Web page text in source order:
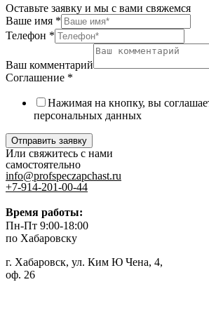
Оставьте заявку и мы с вами свяжемся
Ваше имя *
Телефон *
Ваш комментарий
Соглашение *
Нажимая на кнопку, вы
персональных данных
Отправить заявку
Или свяжитесь с нами
самостоятельно
info@profspeczapchast.ru
+7-914-201-00-44
Время работы:
Пн-Пт 9:00-18:00
по Хабаровску
г. Хабаровск, ул. Ким Ю Чена, 4,
оф. 26